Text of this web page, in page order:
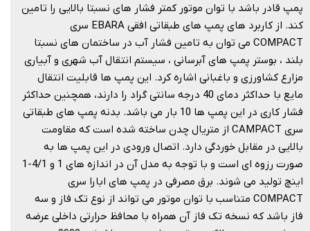
پمپ قادر باشد با توان موتور کمتر فشار های نسبتا بالایی را تامین
کند. از کاربرد های پمپ های طبقاتی افقی EBARA سری
COMPACT می توان به تامین فشار آب در ساختمان های نسبتا
بلند ، بوستر پمپ های آبرسانی ، سیستم انتقال آب شهری و آبیاری
مزارع کشاورزی و باغبانی اشاره کرد. این پمپ ها قابلیت انتقال
مایع با حداکثر دمای 40 درجه سانتی گراد را دارند، همچنین حداکثر
فشار کاری در این پمپ ها 10 بار می باشد. بدنه پمپ های طبقاتی
سری CAMPACT از متریال چدن ساخته شده است که مقاومت
بالایی در مقابل خوردگی دارد. اتصال ورودی در این پمپ ها به
صورت رزوه ای است و با توجه به مدل آن در اندازه های 1 و 4/1-1
اینچ تولید می شوند. برق مصرفی در پمپ های ابارا سری
COMPACT متناسب با توان موتور می تواند از نوع تک فاز و سه
فاز باشد که نسخه تک فاز آن همراه با محافظ حرارتی داخلی عرضه